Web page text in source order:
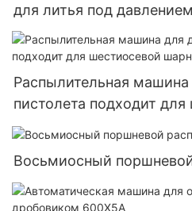
для литья под
машина 200X8
Распылительная
пистолета подходит
шарнирной пресс-формы
Восьмиосный